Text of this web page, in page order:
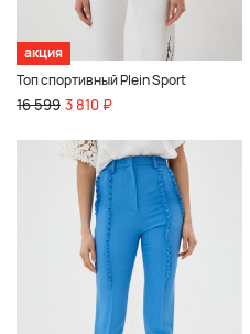
акция
Топ спортивный Plein Sport
16 599 3 810 ₽